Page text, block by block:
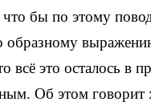
бы по этому
образному
всё это осталось в
Об этом говорит